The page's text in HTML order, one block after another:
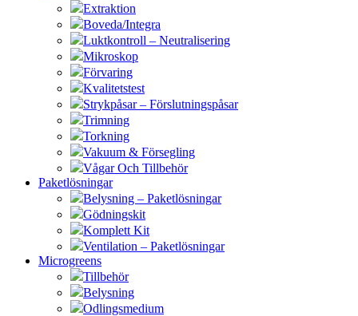
Extraktion
Boveda/Integra
Luktkontroll – Neutralisering
Mikroskop
Förvaring
Kvalitetstest
Strykpåsar – Förslutningspåsar
Trimning
Torkning
Vakuum & Försegling
Vågar Och Tillbehör
Paketlösningar
Belysning – Paketlösningar
Gödningskit
Komplett Kit
Ventilation – Paketlösningar
Microgreens
Tillbehör
Belysning
Odlingsmedium